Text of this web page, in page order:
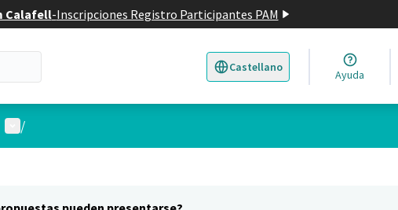
Calafell-Inscripciones Registro Participantes PAM
Castellano
Triar la llengua Elegir el idioma
Ayuda
Menú de usuario
/
10